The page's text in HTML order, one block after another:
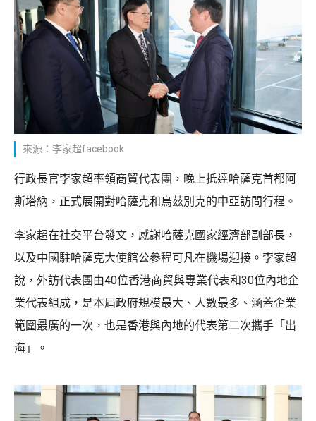
來源：李家超facebook
行政長官李家超率領商貿代表團，晚上抵達哈薩克首都阿
斯塔納，正式展開對哈薩克和烏茲別克的中亞訪問行程。
李家超在社交平台發文，感謝哈薩克國家經濟部副部長，
以及中國駐哈薩克大使館公參程可凡在機場迎接。李家超
說，外訪代表團由40位香港商貿與專業代表和30位內地企
業代表組成，是本屆政府規模最大、人數最多、涵蓋企業
範圍最廣的一次，也是香港與內地的代表第二次攜手「出
海」。